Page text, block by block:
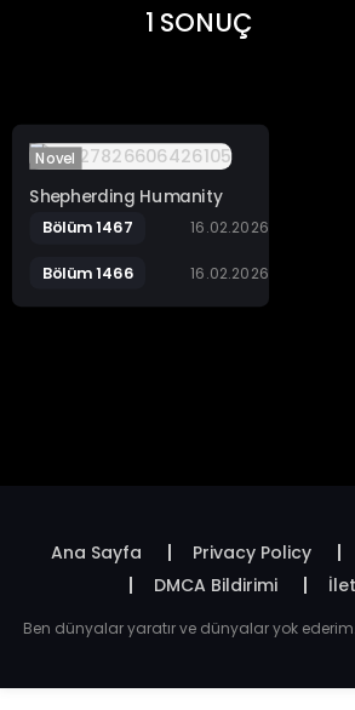
1 SONUÇ
Novel
Shepherding Humanity
Bölüm 1467 16.02.2026
Bölüm 1466 16.02.2026
Ana Sayfa Privacy Policy
DMCA Bildirimi
Ben dünyalar yaratır ve dünyalar yok